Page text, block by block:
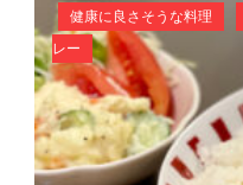
健康に良さそうな料理
レー